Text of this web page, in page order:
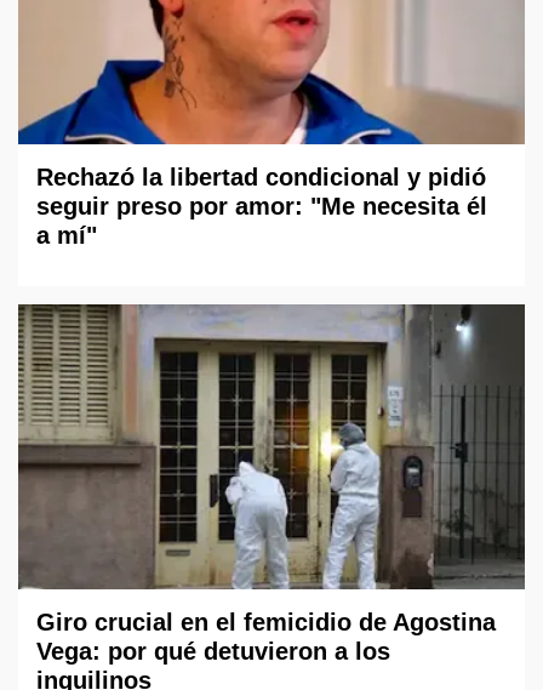
Rechazó la libertad condicional y pidió
seguir preso por amor: "Me necesita él
a mí"
Giro crucial en el femicidio de Agostina
Vega: por qué detuvieron a los
inquilinos